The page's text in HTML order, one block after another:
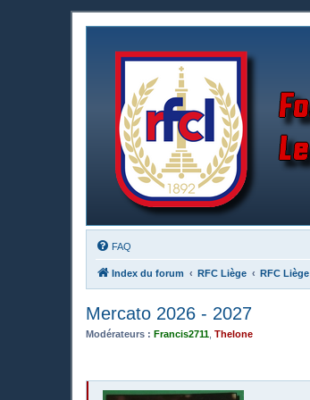
FAQ
Index du forum RFC Liège RFC Liège
Mercato 2026 - 2027
Modérateurs : Francis2711 Thelone